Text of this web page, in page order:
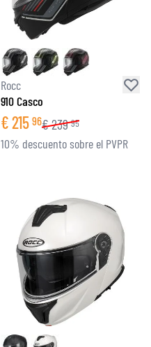
Rocc
910 Casco
€215 96€239 95
10% descuento sobre el PVPR